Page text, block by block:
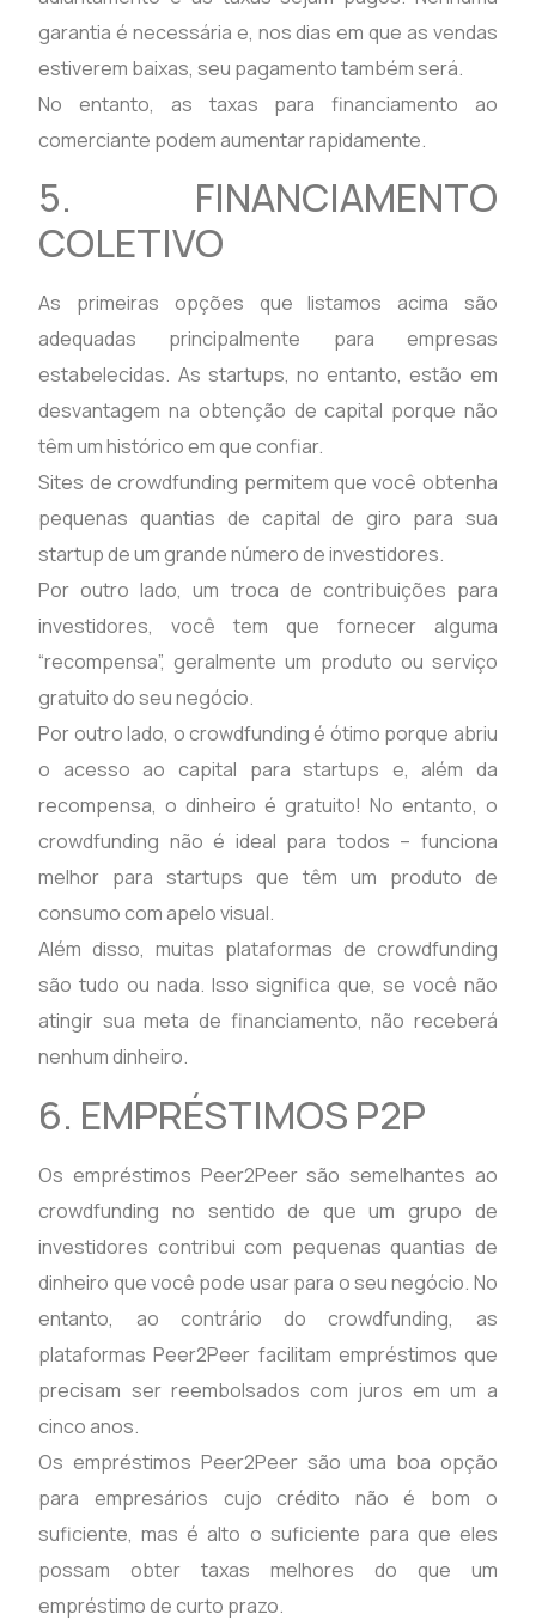
garantia é necessária e, nos dias em que as vendas
estiverem baixas, seu pagamento também será.
No entanto, as taxas para financiamento ao
comerciante podem aumentar rapidamente.
5. FINANCIAMENTO
COLETIVO
As primeiras opções que listamos acima são
adequadas principalmente para empresas
estabelecidas. As startups, no entanto, estão em
desvantagem na obtenção de capital porque não
têm um histórico em que confiar.
Sites de crowdfunding permitem que você obtenha
pequenas quantias de capital de giro para sua
startup de um grande número de investidores.
Por outro lado, um troca de contribuições para
investidores, você tem que fornecer alguma
“recompensa”, geralmente um produto ou serviço
gratuito do seu negócio.
Por outro lado, o crowdfunding é ótimo porque abriu
o acesso ao capital para startups e, além da
recompensa, o dinheiro é gratuito! No entanto, o
crowdfunding não é ideal para todos – funciona
melhor para startups que têm um produto de
consumo com apelo visual.
Além disso, muitas plataformas de crowdfunding
são tudo ou nada. Isso significa que, se você não
atingir sua meta de financiamento, não receberá
nenhum dinheiro.
6. EMPRÉSTIMOS P2P
Os empréstimos Peer2Peer são semelhantes ao
crowdfunding no sentido de que um grupo de
investidores contribui com pequenas quantias de
dinheiro que você pode usar para o seu negócio. No
entanto, ao contrário do crowdfunding, as
plataformas Peer2Peer facilitam empréstimos que
precisam ser reembolsados com juros em um a
cinco anos.
Os empréstimos Peer2Peer são uma boa opção
para empresários cujo crédito não é bom o
suficiente, mas é alto o suficiente para que eles
possam obter taxas melhores do que um
empréstimo de curto prazo.